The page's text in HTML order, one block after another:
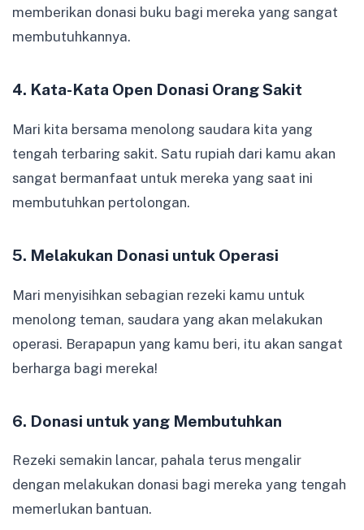
memberikan donasi buku bagi mereka yang sangat
membutuhkannya.
4. Kata-Kata Open Donasi Orang Sakit
Mari kita bersama menolong saudara kita yang
tengah terbaring sakit. Satu rupiah dari kamu akan
sangat bermanfaat untuk mereka yang saat ini
membutuhkan pertolongan.
5. Melakukan Donasi untuk Operasi
Mari menyisihkan sebagian rezeki kamu untuk
menolong teman, saudara yang akan melakukan
operasi. Berapapun yang kamu beri, itu akan sangat
berharga bagi mereka!
6. Donasi untuk yang Membutuhkan
Rezeki semakin lancar, pahala terus mengalir
dengan melakukan donasi bagi mereka yang tengah
memerlukan bantuan.